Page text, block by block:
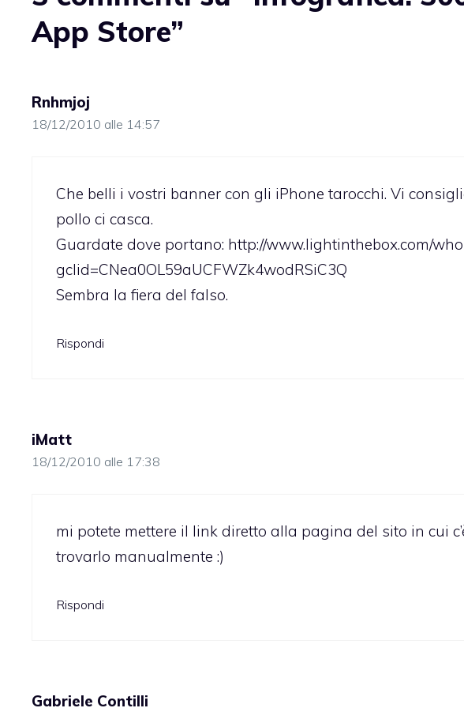
App Store”
Rnhmjoj
18/12/2010 alle 14:57
Che belli i vostri banner con gli iPhone tarocchi. Vi
pollo ci casca.
Guardate dove portano: http://www.lightinthebox.com/
gclid=CNea0OL59aUCFWZk4wodRSiC3Q
Sembra la fiera del falso.
Rispondi
iMatt
18/12/2010 alle 17:38
mi potete mettere il link diretto alla pagina del sito in cui
trovarlo manualmente :)
Rispondi
Gabriele Contilli